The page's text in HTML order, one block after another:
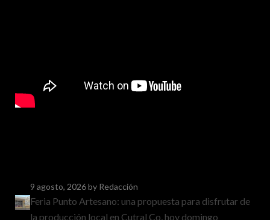
9 agosto, 2026by Redacción
Feria Punto Artesano: una propuesta para disfrutar de
la producción local en Cutral Co, hoy domingo